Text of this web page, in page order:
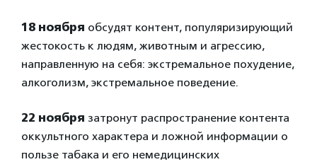
18 ноября обсудят контент, популяризирующий
жестокость к людям, животным и агрессию,
направленную на себя: экстремальное похудение,
алкоголизм, экстремальное поведение.
22 ноября затронут распространение контента
оккультного характера и ложной информации о
пользе табака и его немедицинских